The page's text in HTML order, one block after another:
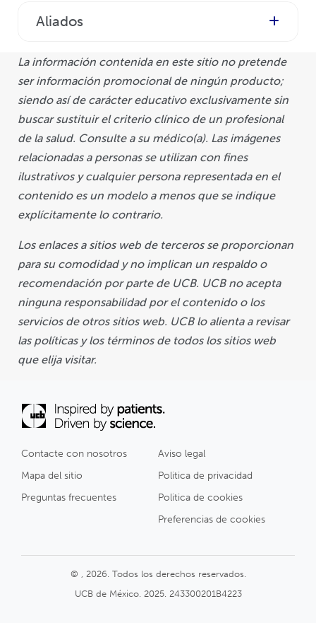
Aliados
Durante muchos años, UCB ha respondido a
las necesidades cambiantes durante el
trayecto en el entendimiento de las
soluciones, incluidas las informativas.
Nuestros sitios tienen como objetivo brindar
acompañamiento informativo a personas de
todo el mundo que se encuentren
interesadas en contar con información
La información contenida en este sitio no pretende
ser información promocional de ningún producto;
siendo así de carácter educativo exclusivamente sin
buscar sustituir el criterio clínico de un profesional
de la salud. Consulte a su médico(a). Las imágenes
relacionadas a personas se utilizan con fines
ilustrativos y cualquier persona representada en el
contenido es un modelo a menos que se indique
explícitamente lo contrario.
Los enlaces a sitios web de terceros se proporcionan
para su comodidad y no implican un respaldo o
recomendación por parte de UCB. UCB no acepta
ninguna responsabilidad por el contenido o los
servicios de otros sitios web. UCB lo alienta a revisar
las políticas y los términos de todos los sitios web
que elija visitar.
Contacte con nosotros
Mapa del sitio
Preguntas frecuentes
Aviso legal
Politica de privacidad
Politica de cookies
Preferencias de cookies
© , 2026. Todos los derechos reservados.
UCB de México. 2025. 243300201B4223